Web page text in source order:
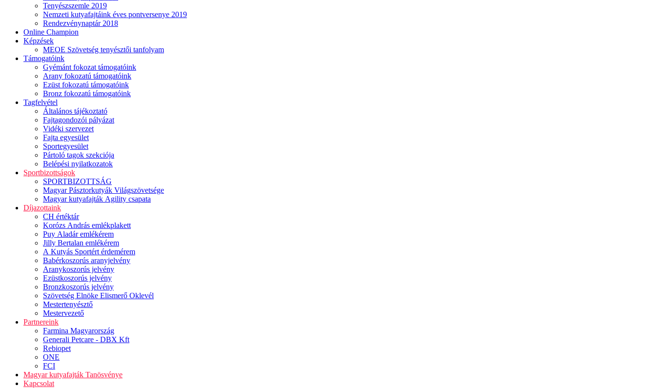
Tenyészszemle 2019
Nemzeti kutyafajtáink éves pontversenye 2019
Rendezvénynaptár 2018
Online Champion
Képzések
MEOE Szövetség tenyésztői tanfolyam
Támogatóink
Gyémánt fokozat támogatóink
Arany fokozatú támogatóink
Ezüst fokozatú támogatóink
Bronz fokozatú támogatóink
Tagfelvétel
Általános tájékoztató
Fajtagondozói pályázat
Vidéki szervezet
Fajta egyesület
Sportegyesület
Pártoló tagok szekciója
Belépési nyilatkozatok
Sportbizottságok
SPORTBIZOTTSÁG
Magyar Pásztorkutyák Világszövetsége
Magyar kutyafajták Agility csapata
Díjazottaink
CH értéktár
Korózs András emlékplakett
Puy Aladár emlékérem
Jilly Bertalan emlékérem
A Kutyás Sportért érdemérem
Babérkoszorús aranyjelvény
Aranykoszorús jelvény
Ezüstkoszorús jelvény
Bronzkoszorús jelvény
Szövetség Elnöke Elismerő Oklevél
Mestertenyésztő
Mestervezető
Partnereink
Farmina Magyarország
Generali Petcare - DBX Kft
Rebiopet
ONE
FCI
Magyar kutyafajták Tanösvénye
Kapcsolat